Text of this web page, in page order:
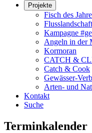
Projekte
Fisch des
Kampagne
Angeln in der
Kormoran
CATCH &
Catch & Cook
Gewässer-
Arten- und
Kontakt
Suche
Terminkalender